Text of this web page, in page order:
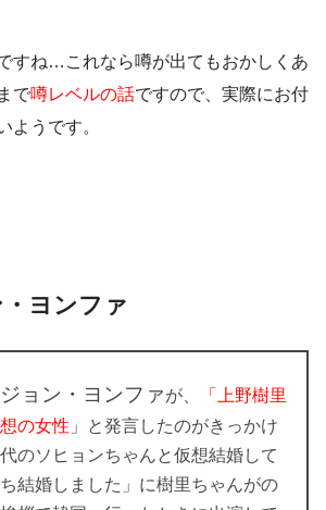
すね…これなら噂が出てもおかしくあ
で噂レベルの話ですので、実際にお付
ようです。
ヨンファ
ジョン・ヨンファが、
「上野樹里
の女性 」と発言したのがきっかけ
のソヒョンちゃんと仮想結婚して
結婚しました」に樹里ちゃんがの